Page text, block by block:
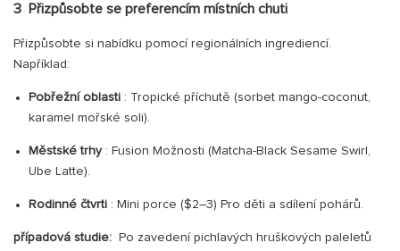
3 Přizpůsobte se preferencím místních chuti
Přizpůsobte si nabídku pomocí regionálních ingrediencí.
Například:
Pobřežní oblasti : Tropické příchutě (sorbet mango-coconut,
karamel mořské soli).
Městské trhy : Fusion Možnosti (Matcha-Black Sesame Swirl,
Ube Latte).
Rodinné čtvrti : Mini porce ($2–3) Pro děti a sdílení pohárů.
případová studie:
Po zavedení pichlavých hruškových paleletů